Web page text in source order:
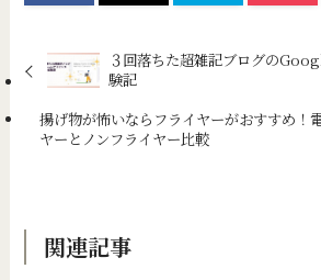
３回落ちた超雑記ブログの
験記
揚げ物が怖いならフライヤーがおすすめ！
ヤーとノンフライヤー比較
関連記事